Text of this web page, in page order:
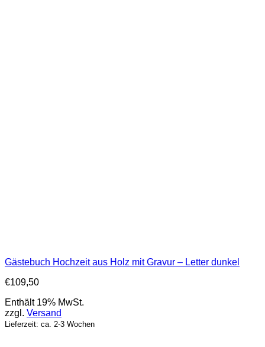
Gästebuch Hochzeit aus Holz mit Gravur – Letter dunkel
€109,50
Enthält 19% MwSt.
zzgl. Versand
Lieferzeit: ca. 2-3 Wochen